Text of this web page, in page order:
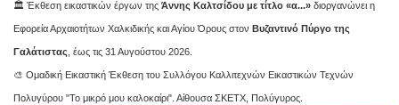
🏛️ Έκθεση εικαστικών έργων της Άννης Καλτσίδου με τίτλο «α...» διοργανώνει η
Εφορεία Αρχαιοτήτων Χαλκιδικής και Αγίου Όρους στον Βυζαντινό Πύργο της
Γαλάτιστας , έως τις 31 Αυγούστου 2026.
🎨 Ομαδική Εικαστική Έκθεση του Συλλόγου Καλλιτεχνών Εικαστικών Τεχνών
Πολυγύρου "Το μικρό μου καλοκαίρι". Αίθουσα ΣΚΕΤΧ, Πολύγυρος.